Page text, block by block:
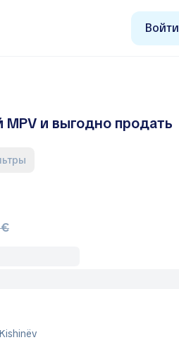
Войти
и выгодно продать